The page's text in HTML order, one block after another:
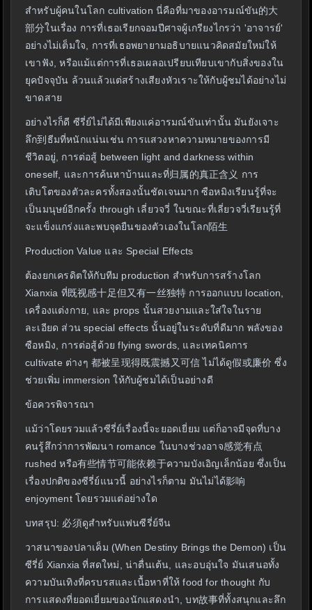
สำหรับผู้คนในโลก cultivation นี่คือที่มาของอารมณ์ขัน的大
部分ในเรื่อง การที่เธอเรียกจอมปีศาจผู้เกรียงไกรว่า 'อาจารย์'
อย่างไม่เต็มใจ, การที่เธอพยายามอธิบายแนวคิดสมัยใหม่ให้
เขาฟัง, หรือแม้แต่การที่เธอเผลอเปรียบเทียบเขากับสิ่งของใน
ยุคปัจจุบัน ล้วนแล้วแต่สร้างเสียงหัวเราะให้กับผู้ชมได้อย่างไม่
ขาดสาย
อย่างไรก็ดี ซีรี่ย์ไม่ได้มีเพียงแค่อารมณ์ขันเท่านั้น มันยังเจาะ
ลึก到ธีมที่หนักแน่นเช่น การแสวงหาความหมายของการมี
ชีวิตอยู่, การต่อสู้ between light and darkness within
oneself, และการค้นหาบ้านและที่归属的真正含义 การ
เติบโตของตัวละครทั้งสองนั้นชัดเจนมาก ซือหมิงเรียนรู้ที่จะ
เป็นมนุษย์อีกครั้ง through เลี่ยวจวี่ ในขณะที่เลี่ยวจวี่เรียนรู้ที่
จะแข็งแกร่งและพบจุดยืนของตัวเองในโลก陌生
Production Value และ Special Effects
ต้องยกเครดิตให้กับทีม production สำหรับการสร้างโลก
Xianxia ที่既视感十足但又有一丝独特 การออกแบบ location,
เครื่องแต่งกาย, และ props นั้นสวยงามและใส่ใจในราย
ละเอียด ส่วน special effects นั้นอยู่ในระดับที่ดีมาก พลังของ
ซือหมิง, การต่อสู้ด้วย flying swords, และเทคนิคการ
cultivate ต่างๆ 都被呈现得既震撼又可信 ไม่ได้ดู假或廉价 ซึ่ง
ช่วยเพิ่ม immersion ให้กับผู้ชมได้เป็นอย่างดี
ข้อควรพิจารณา
แม้ว่าโดยรวมแล้วซีรี่ย์เรื่องนี้จะยอดเยี่ยม แต่ก็อาจมีจุดที่บาง
คนรู้สึกว่าการพัฒนา romance ในบางช่วงอาจ感觉有点
rushed หรือ有些情节可能依赖于ความบังเอิญเล็กน้อย ซึ่งเป็น
เรื่องปกติของซีรี่ย์แนวนี้ อย่างไรก็ตาม มันไม่ได้影响
enjoyment โดยรวมแต่อย่างใด
บทสรุป: 必須ดูสำหรับแฟนซีรี่ย์จีน
วาสนาของปลาเค็ม (When Destiny Brings the Demon) เป็น
ซีรี่ย์ Xianxia ที่สดใหม่, น่าตื่นเต้น, และอบอุ่นใจ มันเสนอทั้ง
ความบันเทิงที่ครบรสและเนื้อหาที่ให้ food for thought กับ
การแสดงที่ยอดเยี่ยมของนักแสดงนำ, บท故事ที่ทั้งสนุกและลึก